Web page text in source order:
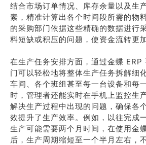
结合市场订单情况、库存余量以及生
素，精准计算出各个时间段所需的物
的采购部门依据这些精确的数据进行
料短缺或积压的问题，使资金流转更加
在生产任务安排方面，通过金蝶
门可以轻松地将整体生产任务拆解细
车间、各个班组甚至每一台设备和每
时，管理者还能实时在手机上监控生
解决生产过程中出现的问题，确保各
效提升了生产效率。例如，以往完成
生产可能需要两个月时间，在使用金
后，生产周期缩短至一个半月左右，